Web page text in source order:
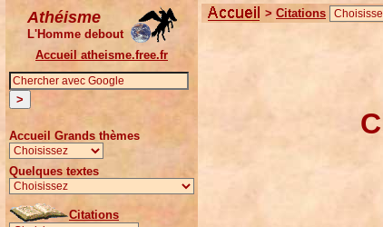
Athéisme
L'Homme debout
Accueil atheisme.free.fr
Accueil Grands thèmes
Quelques textes
Citations
> Citations